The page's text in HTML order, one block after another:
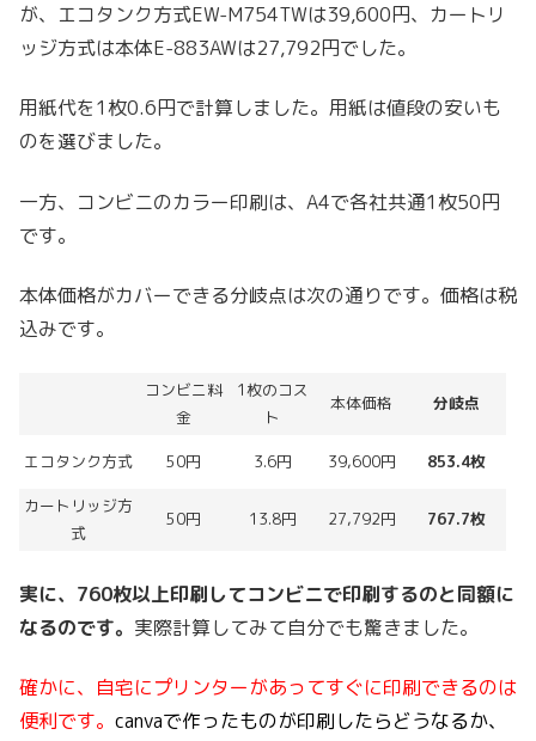
が、エコタンク方式EW-M754TWは39,600円、カートリ
ッジ方式は本体E-883AWは27,792円でした。
用紙代を1枚0.6円で計算しました。用紙は値段の安いも
のを選びました。
一方、コンビニのカラー印刷は、A4で各社共通1枚50円
です。
本体価格がカバーできる分岐点は次の通りです。価格は税
込みです。
コンビニ料
金
1枚のコス
ト
本体価格 分岐点
エコタンク方式 50円 3.6円 39,600円 853.4枚
カートリッジ方
式
50円 13.8円 27,792円 767.7枚
実に、760枚以上印刷してコンビニで印刷するのと同額に
なるのです。 実際計算してみて自分でも驚きました。
確かに、自宅にプリンターがあってすぐに印刷できるのは
便利です。 canvaで作ったものが印刷したらどうなるか、